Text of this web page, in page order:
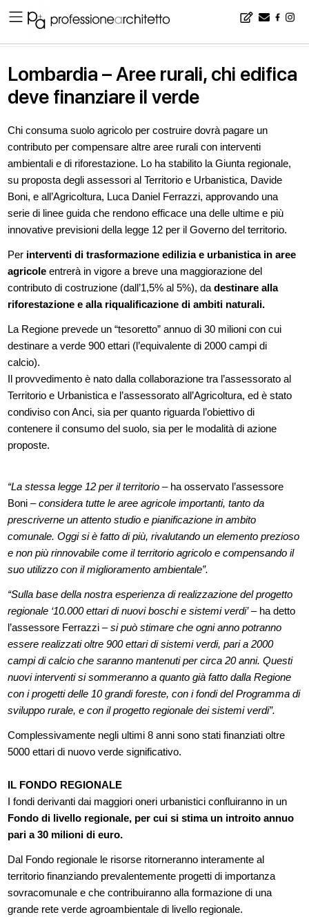
Lombardia – Aree rurali, chi edifica
deve finanziare il verde
Chi consuma suolo agricolo per costruire dovrà pagare un
contributo per compensare altre aree rurali con interventi
ambientali e di riforestazione. Lo ha stabilito la Giunta regionale,
su proposta degli assessori al Territorio e Urbanistica, Davide
Boni, e all’Agricoltura, Luca Daniel Ferrazzi, approvando una
serie di linee guida che rendono efficace una delle ultime e più
innovative previsioni della legge 12 per il Governo del territorio.
Per interventi di trasformazione edilizia e urbanistica in aree
agricoleentrerà in vigore a breve una maggiorazione del
contributo di costruzione (dall’1,5% al 5%), dadestinare alla
riforestazione e alla riqualificazione di ambiti naturali.
La Regione prevede un “tesoretto” annuo di 30 milioni con cui
destinare a verde 900 ettari (l’equivalente di 2000 campi di
calcio).
Il provvedimento è nato dalla collaborazione tra l’assessorato al
Territorio e Urbanistica e l’assessorato all’Agricoltura, ed è stato
condiviso con Anci, sia per quanto riguarda l’obiettivo di
contenere il consumo del suolo, sia per le modalità di azione
proposte.
“La stessa legge 12 per il territorio – ha osservato l’assessore
Boni –considera tutte le aree agricole importanti, tanto da
prescriverne un attento studio e pianificazione in ambito
comunale. Oggi si è fatto di più, rivalutando un elemento prezioso
e non più rinnovabile come il territorio agricolo e compensando il
suo utilizzo con il miglioramento ambientale”.
“Sulla base della nostra esperienza di realizzazione del progetto
regionale ‘10.000 ettari di nuovi boschi e sistemi verdi’– ha detto
l’assessore Ferrazzi –si può stimare che ogni anno potranno
essere realizzati oltre 900 ettari di sistemi verdi, pari a 2000
campi di calcio che saranno mantenuti per circa 20 anni. Questi
nuovi interventi si sommeranno a quanto già fatto dalla Regione
con i progetti delle 10 grandi foreste, con i fondi del Programma di
sviluppo rurale, e con il progetto regionale dei sistemi verdi”.
Complessivamente negli ultimi 8 anni sono stati finanziati oltre
5000 ettari di nuovo verde significativo.
IL FONDO REGIONALE
I fondi derivanti dai maggiori oneri urbanistici confluiranno in un
Fondo di livello regionale, per cui si stima un introito annuo
pari a 30 milioni di euro.
Dal Fondo regionale le risorse ritorneranno interamente al
territorio finanziando prevalentemente progetti di importanza
sovracomunale e che contribuiranno alla formazione di una
grande rete verde agroambientale di livello regionale.